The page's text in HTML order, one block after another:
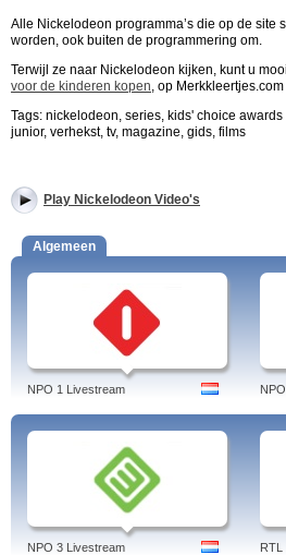
Alle Nickelodeon programma’s die op de site
worden, ook buiten de programmering om.
Terwijl ze naar Nickelodeon kijken, kunt u
voor de kinderen kopen, op
Tags: nickelodeon, series, kids' choice
junior, verhekst, tv, magazine, gids, films
Play Nickelodeon Video's
Algemeen
NPO 1 Livestream
NPO 3 Livestream RTL